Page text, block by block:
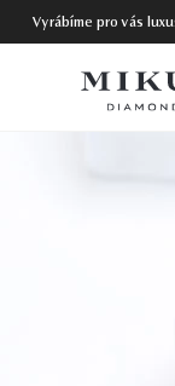
Vyrábíme pro vás